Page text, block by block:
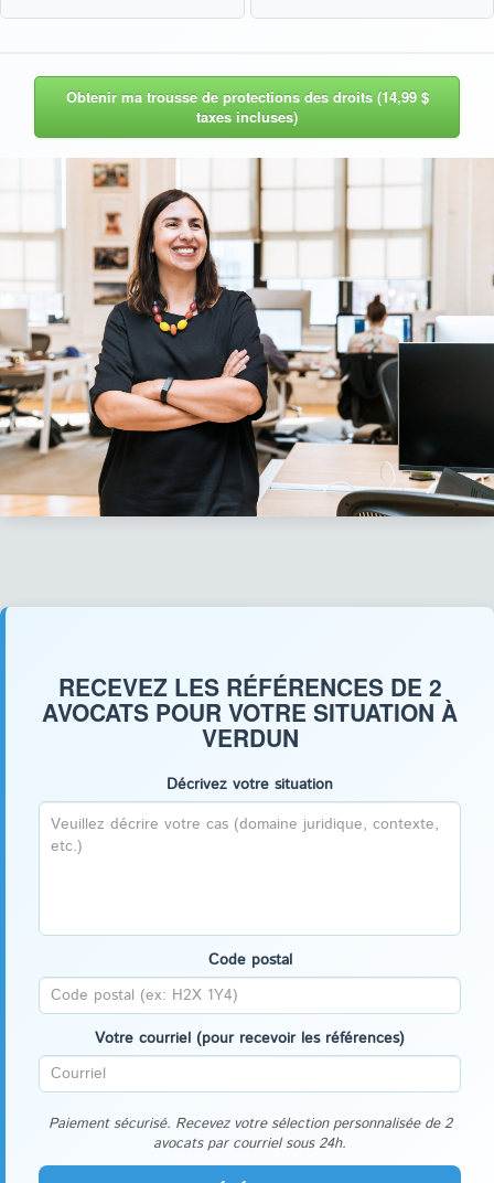
Obtenir ma trousse de protections des droits (14,99 $
taxes incluses)
RECEVEZ LES RÉFÉRENCES DE 2
AVOCATS POUR VOTRE SITUATION À
VERDUN
Décrivez votre situation
Code postal
Votre courriel (pour recevoir les références)
Paiement sécurisé. Recevez votre sélection personnalisée de 2
avocats par courriel sous 24h.